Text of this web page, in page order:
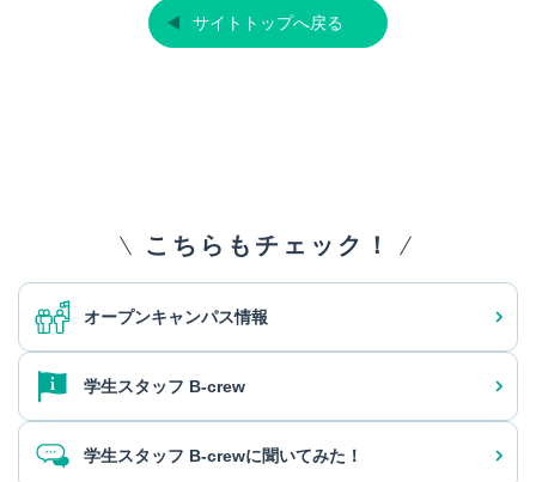
サイトトップへ戻る
こちらもチェック！
オープンキャンパス情報
学生スタッフ B-crew
学生スタッフ B-crewに聞いてみた！